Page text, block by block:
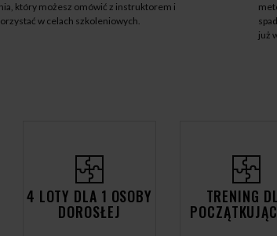
który możesz omówić z instruktorem i
w celach szkoleniowych.
już
4 LOTY DLA 1 OSOBY
DOROSŁEJ
TRENING